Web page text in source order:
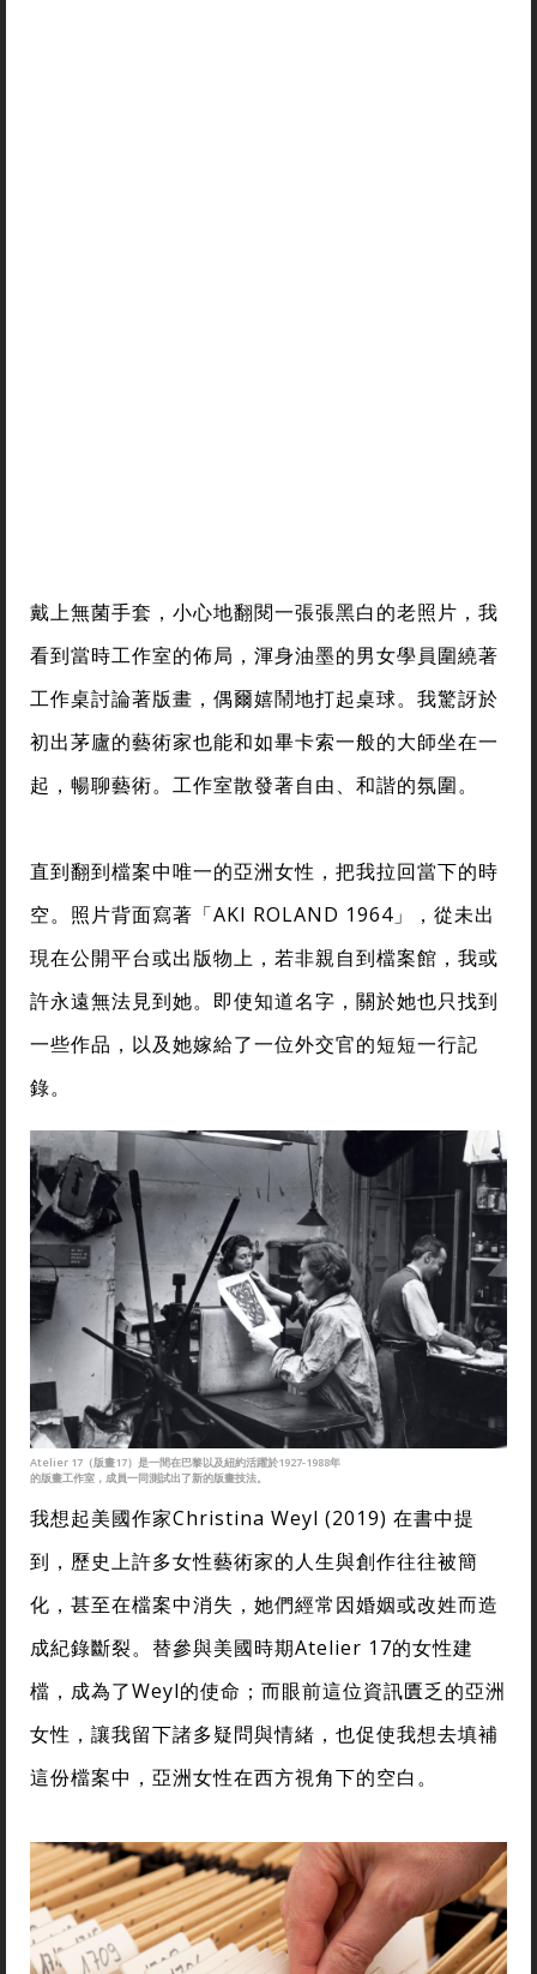
戴上無菌手套，小心地翻閱一張張黑白的老照片，我
看到當時工作室的佈局，渾身油墨的男女學員圍繞著
工作桌討論著版畫，偶爾嬉鬧地打起桌球。我驚訝於
初出茅廬的藝術家也能和如畢卡索一般的大師坐在一
起，暢聊藝術。工作室散發著自由、和諧的氛圍。
直到翻到檔案中唯一的亞洲女性，把我拉回當下的時
空。照片背面寫著「AKI ROLAND 1964」，從未出
現在公開平台或出版物上，若非親自到檔案館，我或
許永遠無法見到她。即使知道名字，關於她也只找到
一些作品，以及她嫁給了一位外交官的短短一行記
錄。
Atelier 17（版畫17）是一間在巴黎以及紐約活躍於1927-1988年
的版畫工作室，成員一同測試出了新的版畫技法。
我想起美國作家Christina Weyl (2019) 在書中提
到，歷史上許多女性藝術家的人生與創作往往被簡
化，甚至在檔案中消失，她們經常因婚姻或改姓而造
成紀錄斷裂。替參與美國時期Atelier 17的女性建
檔，成為了Weyl的使命；而眼前這位資訊匱乏的亞洲
女性，讓我留下諸多疑問與情緒，也促使我想去填補
這份檔案中，亞洲女性在西方視角下的空白。